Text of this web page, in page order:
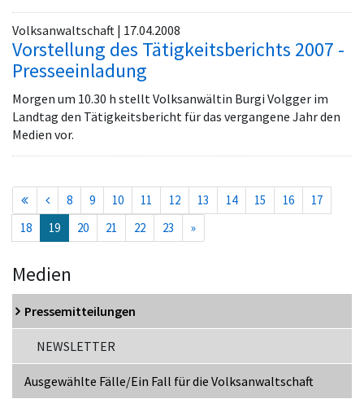
Volksanwaltschaft | 17.04.2008
Vorstellung des Tätigkeitsberichts 2007 -
Presseeinladung
Morgen um 10.30 h stellt Volksanwältin Burgi Volgger im
Landtag den Tätigkeitsbericht für das vergangene Jahr den
Medien vor.
8 9 10 11 12 13 14 15 16
17
18
19(current)
20 21 22 23 »
Medien
Pressemitteilungen
NEWSLETTER
Ausgewählte Fälle/Ein Fall für die Volksanwaltschaft